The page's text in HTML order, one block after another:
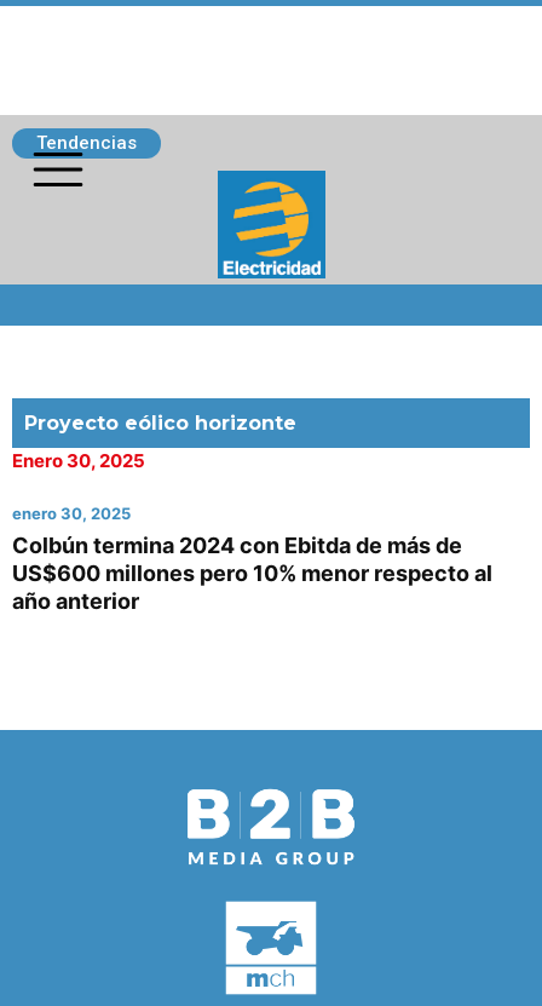
Tendencias
Proyecto eólico horizonte
Enero 30, 2025
enero 30, 2025
Colbún termina 2024 con Ebitda de más de
US$600 millones pero 10% menor respecto al
año anterior